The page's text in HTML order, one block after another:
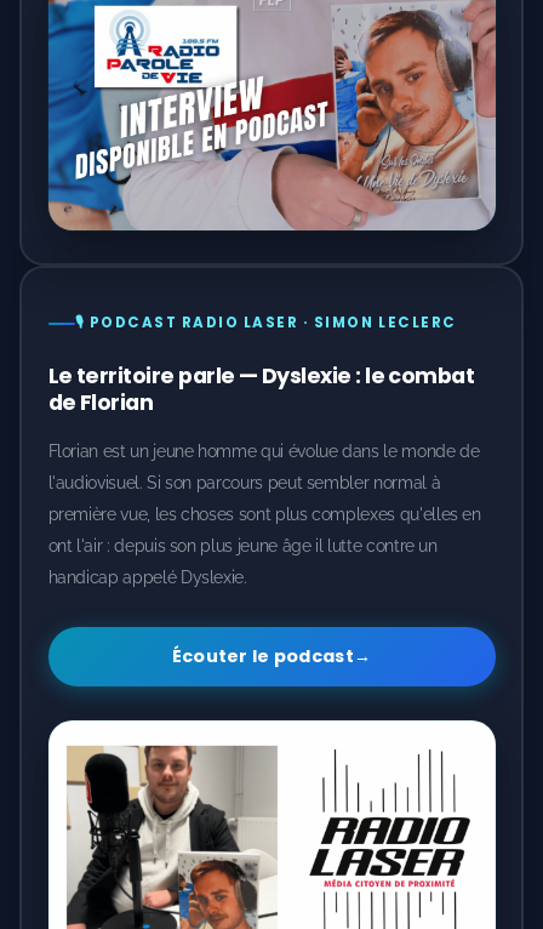
🎙️ PODCAST RADIO LASER · SIMON LECLERC
Le territoire parle — Dyslexie : le combat
de Florian
Florian est un jeune homme qui évolue dans le monde de
l'audiovisuel. Si son parcours peut sembler normal à
première vue, les choses sont plus complexes qu'elles en
ont l'air : depuis son plus jeune âge il lutte contre un
handicap appelé Dyslexie.
Écouter le podcast→